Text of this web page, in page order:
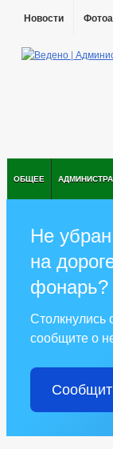
Новости
ОБЩЕЕ
Не
на
фонарь?
сообщите о